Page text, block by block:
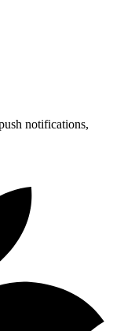
notifications,